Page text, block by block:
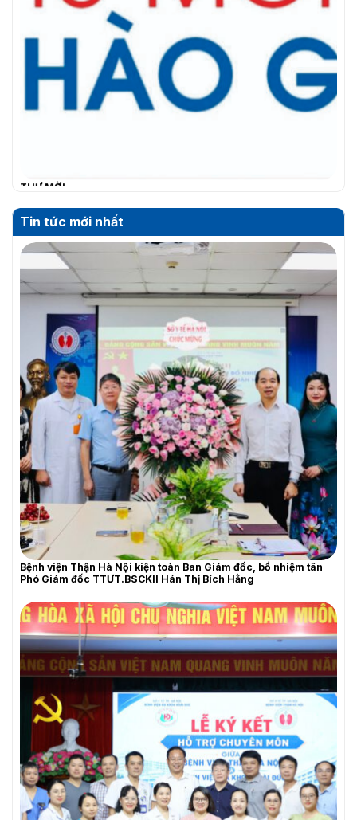
THƯ MỜI BÁO GIÁ
Tin tức mới nhất
Bệnh viện Thận Hà Nội kiện toàn Ban Giám đốc, bổ nhiệm tân
Phó Giám đốc TTƯT.BSCKII Hán Thị Bích Hằng